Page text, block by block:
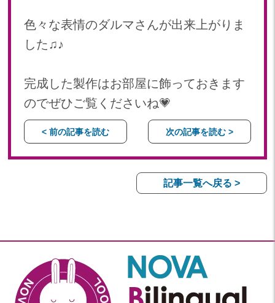
色々な表情のダルマさんが出来上がりま
した♫♪
完成した製作はお部屋に飾っておきます
のでぜひご覧くださいね💗
< 前の記事を読む 次の記事を読む >
記事一覧へ戻る >